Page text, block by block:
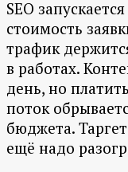
SEO
стоимость
трафик
в работах.
день, но
поток
бюджета.
ещё надо